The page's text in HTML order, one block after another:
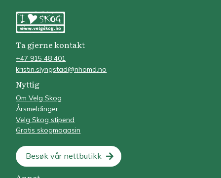
Ta gjerne kontakt
+47 915 48 401
kristin.slyngstad@nhomd.no
Nyttig
Om Velg Skog
Årsmeldinger
Velg Skog stipend
Gratis skogmagasin
Besøk vår nettbutikk